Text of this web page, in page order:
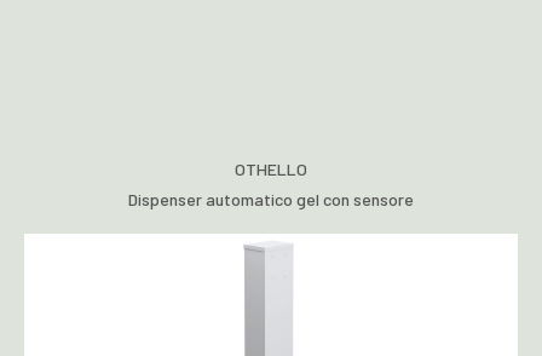
OTHELLO
Dispenser automatico gel con sensore